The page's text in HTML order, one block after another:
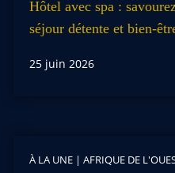
Hôtel avec spa :
séjour détente et bien-
25 juin 2026
À LA UNE| AFRIQUE DE